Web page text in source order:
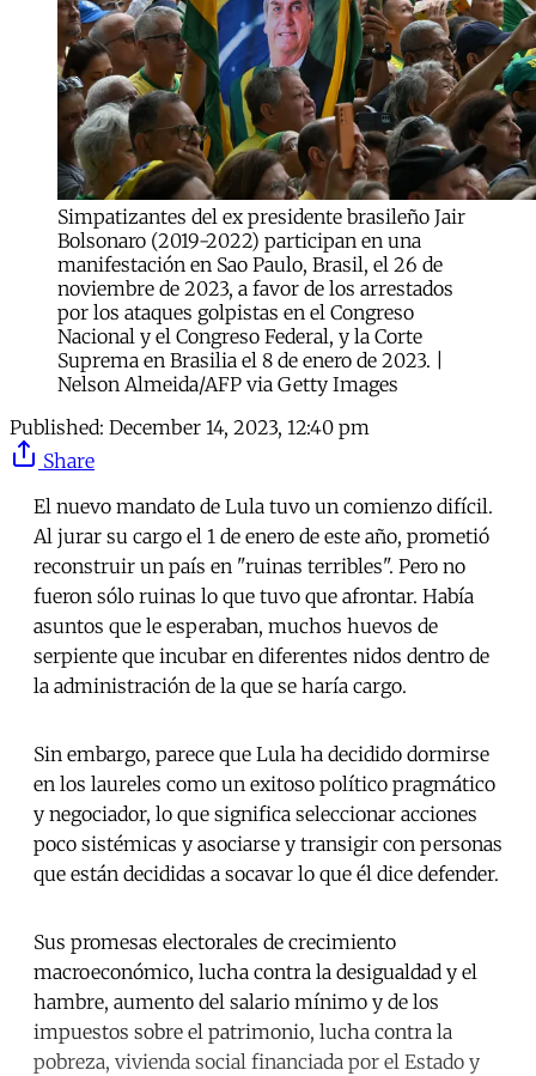
Simpatizantes del ex presidente brasileño Jair
Bolsonaro (2019-2022) participan en una
manifestación en Sao Paulo, Brasil, el 26 de
noviembre de 2023, a favor de los arrestados
por los ataques golpistas en el Congreso
Nacional y el Congreso Federal, y la Corte
Suprema en Brasilia el 8 de enero de 2023. |
Nelson Almeida/AFP via Getty Images
Published: December 14, 2023, 12:40 pm
Share
El nuevo mandato de Lula tuvo un comienzo difícil.
Al jurar su cargo el 1 de enero de este año, prometió
reconstruir un país en "ruinas terribles". Pero no
fueron sólo ruinas lo que tuvo que afrontar. Había
asuntos que le esperaban, muchos huevos de
serpiente que incubar en diferentes nidos dentro de
la administración de la que se haría cargo.
Sin embargo, parece que Lula ha decidido dormirse
en los laureles como un exitoso político pragmático
y negociador, lo que significa seleccionar acciones
poco sistémicas y asociarse y transigir con personas
que están decididas a socavar lo que él dice defender.
Sus promesas electorales de crecimiento
macroeconómico, lucha contra la desigualdad y el
hambre, aumento del salario mínimo y de los
impuestos sobre el patrimonio, lucha contra la
pobreza, vivienda social financiada por el Estado y